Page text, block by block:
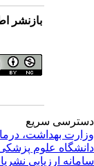
بازنشر
سریع
بهداشت،
علوم پزشکی
ارزیابی